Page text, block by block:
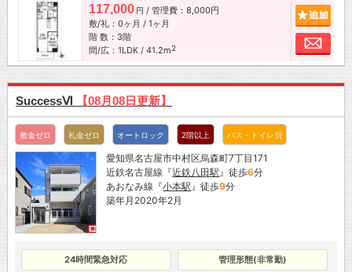
117,000 円 / 管理費：8,000円
敷/礼：0ヶ月 / 1ヶ月
階 数：3階
間/広：1LDK / 41.2m2
お
SuccessⅥ 【08月08日更新】
敷金ゼロ 礼金ゼロ オートロック 2階以上 バス・トイレ別
愛知県名古屋市中村区烏森町7丁目171
近鉄名古屋線『近鉄八田駅 』徒歩6分
あおなみ線『小本駅 』徒歩9分
築年月2020年2月
24時間緊急対応 管理形態(非常勤)